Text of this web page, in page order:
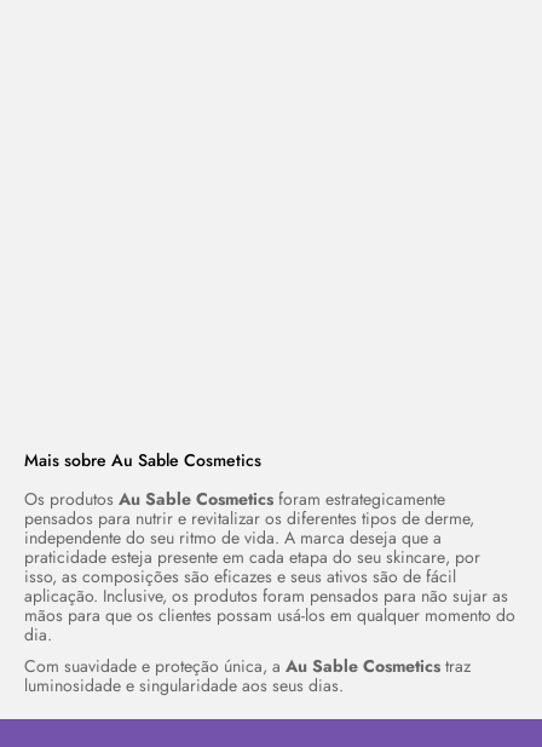
Mais sobre Au Sable Cosmetics
Os produtosAu Sable Cosmetics foram estrategicamente
pensados para nutrir e revitalizar os diferentes tipos de derme,
independente do seu ritmo de vida. A marca deseja que a
praticidade esteja presente em cada etapa do seuskincare, por
isso, as composições são eficazes e seus ativos são de fácil
aplicação. Inclusive, os produtos foram pensados para não sujar as
mãos para que os clientes possam usá-los em qualquer momento do
dia.
Com suavidade e proteção única, aAu Sable Cosmetics traz
luminosidade e singularidade aos seus dias.